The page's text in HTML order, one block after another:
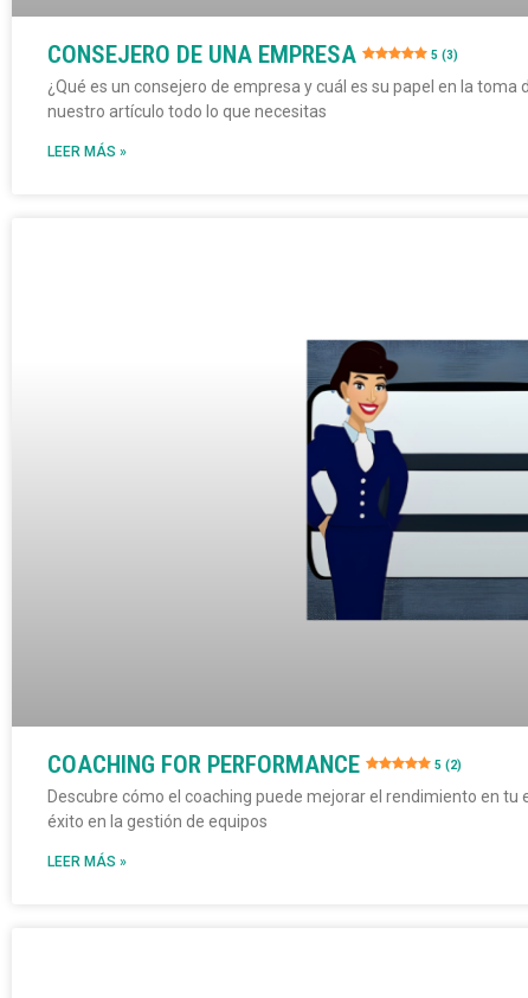
CONSEJERO DE UNA EMPRESA 5 (3)
¿Qué es un consejero de empresa y cuál es su papel en la
nuestro artículo todo lo que necesitas
LEER MÁS »
COACHING FOR PERFORMANCE 5 (2)
Descubre cómo el coaching puede mejorar el rendimiento en tu
éxito en la gestión de equipos
LEER MÁS »